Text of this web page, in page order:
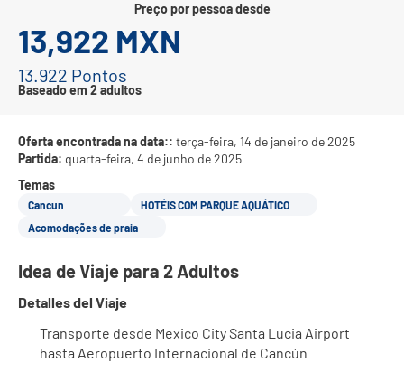
preço por pessoa desde
13,922 MXN
13.922 Pontos
Baseado em 2 adultos
Oferta encontrada na data:: terça-feira, 14 de janeiro de 2025
Partida: quarta-feira, 4 de junho de 2025
Temas
Cancun
HOTÉIS COM PARQUE AQUÁTICO
Acomodações de praia
Idea de Viaje para 2 Adultos
Detalles del Viaje
Transporte desde Mexico City Santa Lucia Airport
hasta Aeropuerto Internacional de Cancún